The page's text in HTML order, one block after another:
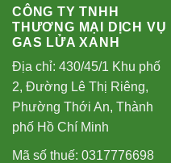
CÔNG TY TNHH
THƯƠNG MẠI DỊCH VỤ
GAS LỬA XANH
Địa chỉ: 430/45/1 Khu phố
2, Đường Lê Thị Riêng,
Phường Thới An, Thành
phố Hồ Chí Minh
Mã số thuế: 0317776698